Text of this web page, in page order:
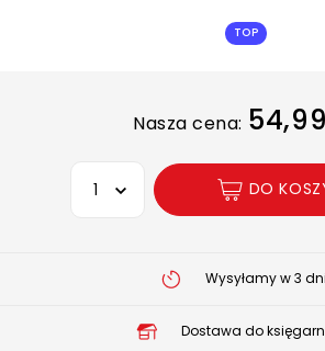
TOP
Nasza cena:
Wybierz opcję
DO
Wysyłamy w 3 dni
Dostawa do